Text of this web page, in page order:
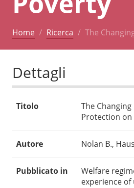
Home Ricerca The
Dettagli
Titolo
The
Protection on
Autore Nolan B.,
Pubblicato in
Welfare
experience